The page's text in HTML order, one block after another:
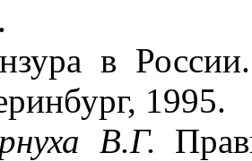
в
1995.
В.Г.